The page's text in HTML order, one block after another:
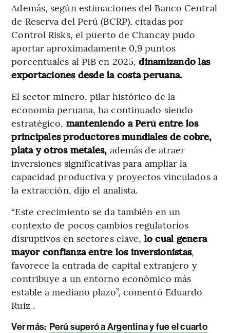
Además, según estimaciones del Banco Central
de Reserva del Perú (BCRP), citadas por
Control Risks, el puerto de Chancay pudo
aportar aproximadamente 0,9 puntos
porcentuales al PIB en 2025, dinamizando las
exportaciones desde la costa peruana.
El sector minero, pilar histórico de la
economía peruana, ha continuado siendo
estratégico, manteniendo a Perú entre los
principales productores mundiales de cobre,
plata y otros metales, además de atraer
inversiones significativas para ampliar la
capacidad productiva y proyectos vinculados a
la extracción, dijo el analista.
“Este crecimiento se da también en un
contexto de pocos cambios regulatorios
disruptivos en sectores clave, lo cual genera
mayor confianza entre los inversionistas,
favorece la entrada de capital extranjero y
contribuye a un entorno económico más
estable a mediano plazo”, comentó Eduardo
Ruiz .
Ver más: Perú superó a Argentina y fue el cuarto